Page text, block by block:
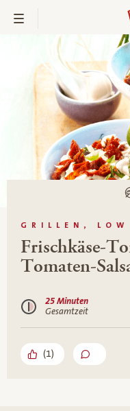
GRILLEN, LOW
Frischkäse-
Tomaten-
25 Minuten
Gesamtzeit
(1)